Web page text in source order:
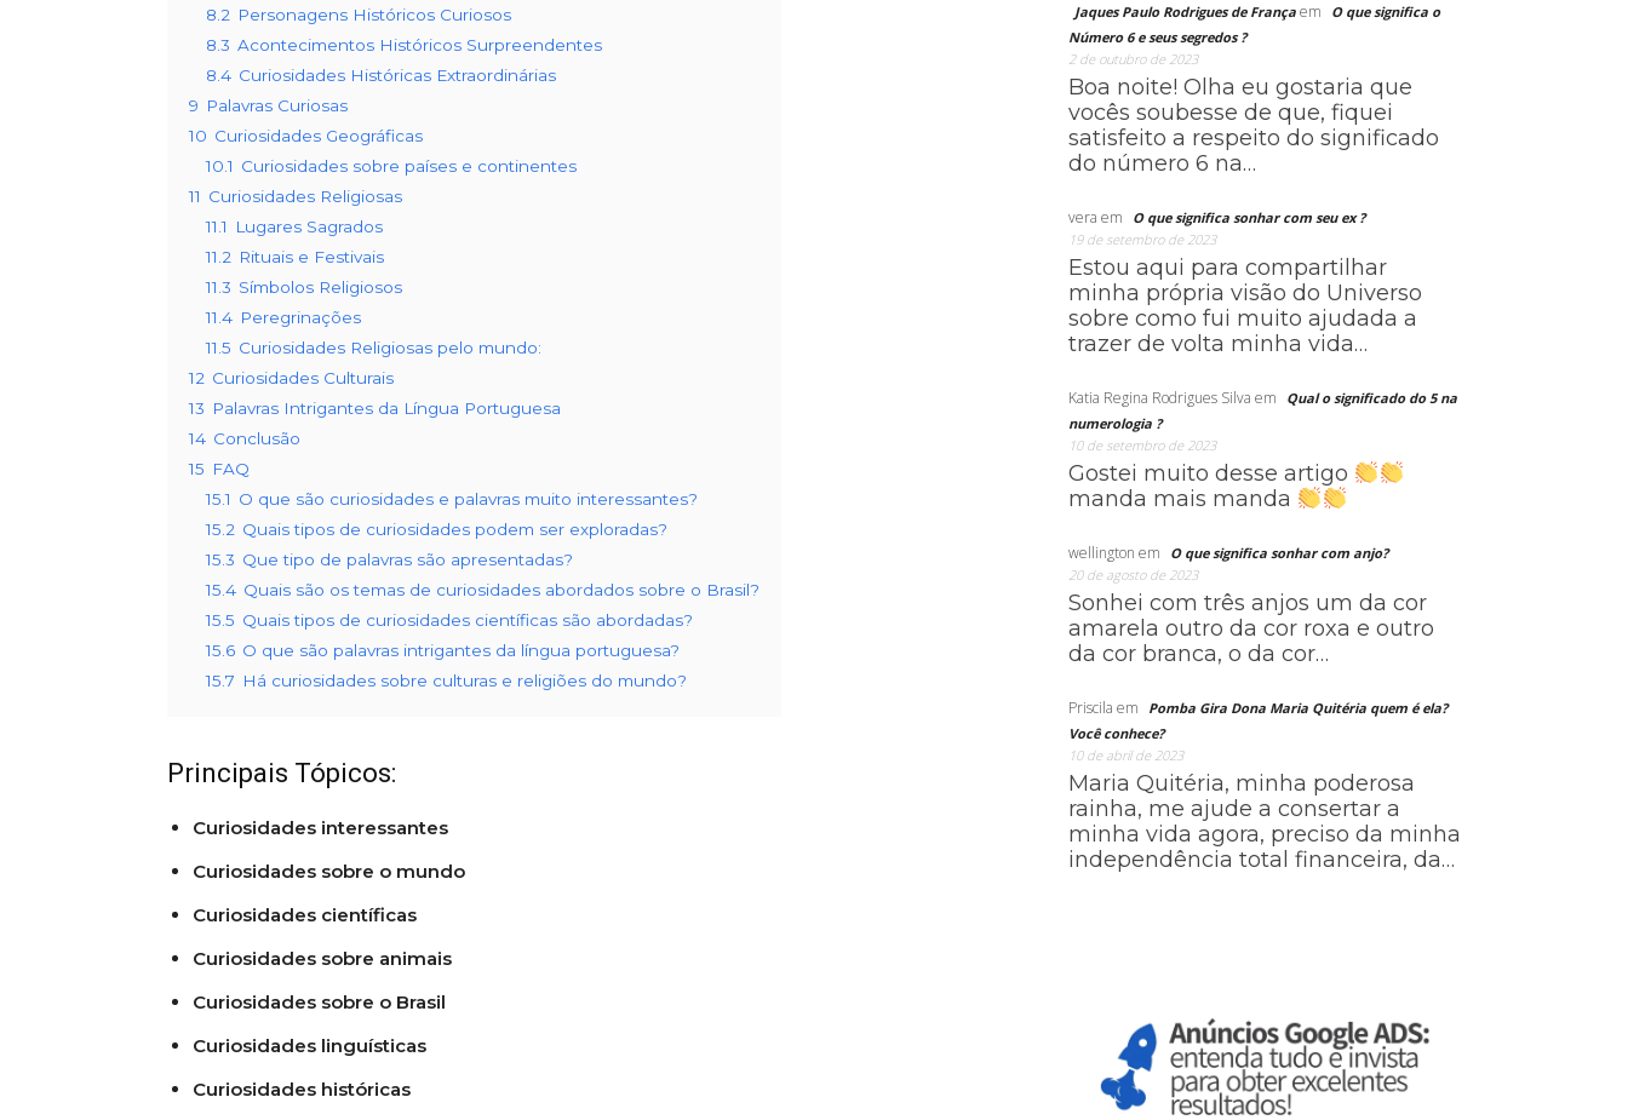
8.2 Personagens Históricos Curiosos
8.3 Acontecimentos Históricos Surpreendentes
8.4 Curiosidades Históricas Extraordinárias
9 Palavras Curiosas
10 Curiosidades Geográficas
10.1 Curiosidades sobre países e continentes
11 Curiosidades Religiosas
11.1
Lugares Sagrados
11.2 Rituais e Festivais
11.3 Símbolos Religiosos
11.4 Peregrinações
11.5 Curiosidades Religiosas pelo mundo:
12 Curiosidades Culturais
13 Palavras Intrigantes da Língua Portuguesa
14 Conclusão
15 FAQ
15.1 O que são curiosidades e palavras muito interessantes?
15.2 Quais tipos de curiosidades podem ser exploradas?
15.3 Que tipo de palavras são apresentadas?
15.4 Quais são os temas de curiosidades abordados sobre o Brasil?
15.5 Quais tipos de curiosidades científicas são abordadas?
15.6 O que são palavras intrigantes da língua portuguesa?
15.7 Há curiosidades sobre culturas e religiões do mundo?
Principais Tópicos:
Curiosidades interessantes
Curiosidades sobre o mundo
Curiosidades científicas
Curiosidades sobre animais
Curiosidades sobre o Brasil
Curiosidades linguísticas
Curiosidades históricas
Jaques Paulo Rodrigues de França em
O que significa o
Número 6 e seus segredos ?
2 de outubro de 2023
Boa noite! Olha eu gostaria que
vocês soubesse de que, fiquei
satisfeito a respeito do significado
do número 6 na…
vera em
O que significa sonhar com seu ex ?
19 de setembro de 2023
Estou aqui para compartilhar
minha própria visão do Universo
sobre como fui muito ajudada a
trazer de volta minha vida…
Katia Regina Rodrigues Silva em
Qual o significado do 5 na
numerologia ?
10 de setembro de 2023
Gostei muito desse artigo
manda mais manda
wellington em
O que significa sonhar com anjo?
20 de agosto de 2023
Sonhei com três anjos um da cor
amarela outro da cor roxa e outro
da cor branca, o da cor…
Priscila em
Pomba Gira Dona Maria Quitéria quem é ela?
Você conhece?
10 de abril de 2023
Maria Quitéria, minha poderosa
rainha, me ajude a consertar a
minha vida agora, preciso da minha
independência total financeira, da…